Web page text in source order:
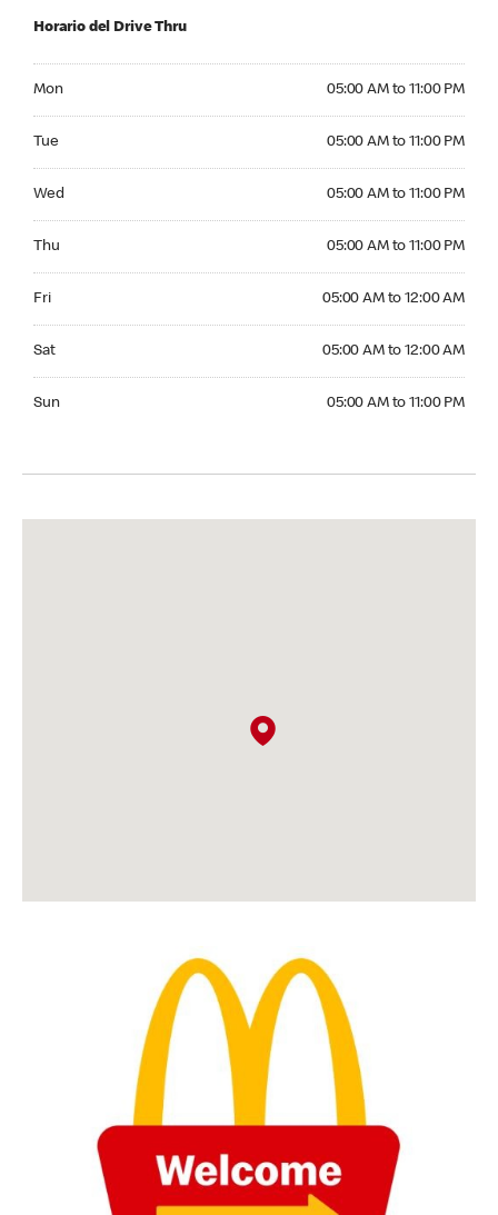
Horario del Drive Thru
Mon 05:00 AM to 11:00 PM
Tue 05:00 AM to 11:00 PM
Wed 05:00 AM to 11:00 PM
Thu 05:00 AM to 11:00 PM
Fri 05:00 AM to 12:00 AM
Sat 05:00 AM to 12:00 AM
Sun 05:00 AM to 11:00 PM